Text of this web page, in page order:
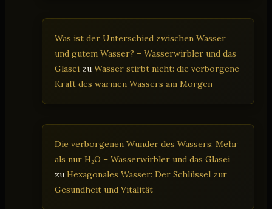
Was ist der Unterschied zwischen Wasser
und gutem Wasser? – Wasserwirbler und das
Glasei zu Wasser stirbt nicht: die verborgene
Kraft des warmen Wassers am Morgen
Die verborgenen Wunder des Wassers: Mehr
als nur H₂O – Wasserwirbler und das Glasei
zu Hexagonales Wasser: Der Schlüssel zur
Gesundheit und Vitalität